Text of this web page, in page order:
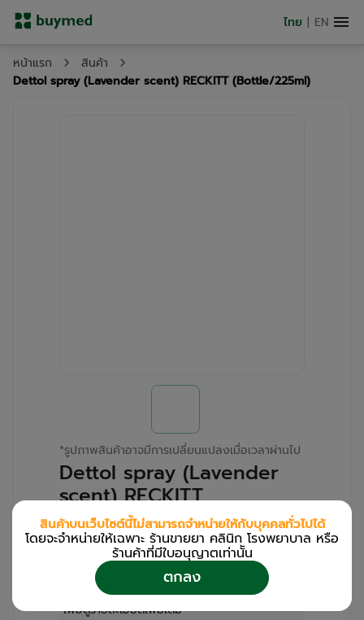
ไทย | EN
หน้าแรก
สินค้า
Dettol spray (Lavender scent) RECKITT (Bottle/225ml)
*รูปภาพสินค้าอาจมีการเปลี่ยนแปลงเมื่อเวลาผ่านไป
Dettol spray (Lavender
scent) RECKITT
(Bottle/225ml)
สำหรับลูกค้าเฉพาะร้านขายยา คลินิก และโรง
พยาบาล
เข้าสู่ระบบ
เพื่อดูรายละเอียดเพิ่มเติม
สินค้าบนเว็บไซต์นี้ไม่สามารถจำหน่ายให้กับบุคคลทั่วไปได้
โดยจะจำหน่ายให้เฉพาะ ร้านขายยา คลินิก โรงพยาบาล หรือ
ร้านค้าที่มีใบอนุญาตเท่านััน
ตกลง